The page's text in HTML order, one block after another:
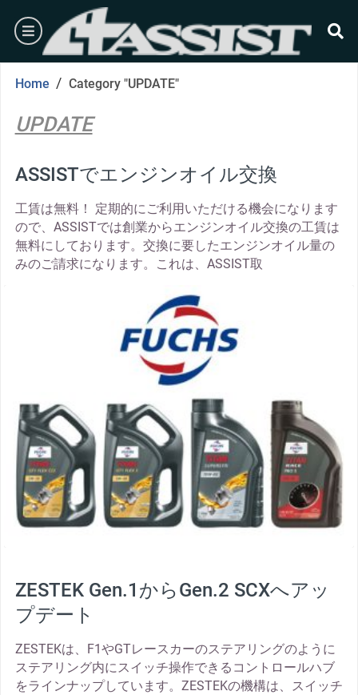
content
burger
Home / Category "UPDATE"
UPDATE
ASSISTでエンジンオイル交換
工賃は無料！ 定期的にご利用いただける機会になります
ので、ASSISTでは創業からエンジンオイル交換の工賃は
無料にしております。交換に要したエンジンオイル量の
みのご請求になります。これは、ASSIST取
ZESTEK Gen.1からGen.2 SCXへアッ
プデート
ZESTEKは、F1やGTレースカーのステアリングのように
ステアリング内にスイッチ操作できるコントロールハブ
をラインナップしています。ZESTEKの機構は、スイッチ